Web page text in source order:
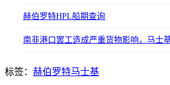
赫伯罗特HPL船期查询
标签： 赫伯罗特马士基